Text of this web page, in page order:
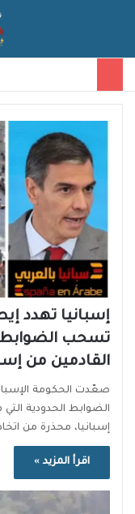
إسبانيا تهدد
تسحب الضوابط
القادمين من
صعّدت الحكومة
الضوابط الحدودية
إسبانيا، محذرة من
اقرأ المزيد »